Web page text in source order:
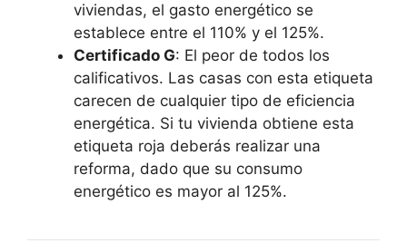
viviendas, el gasto energético se
establece entre el 110% y el 125%.
Certificado G: El peor de todos los
calificativos. Las casas con esta etiqueta
carecen de cualquier tipo de eficiencia
energética. Si tu vivienda obtiene esta
etiqueta roja deberás realizar una
reforma, dado que su consumo
energético es mayor al 125%.